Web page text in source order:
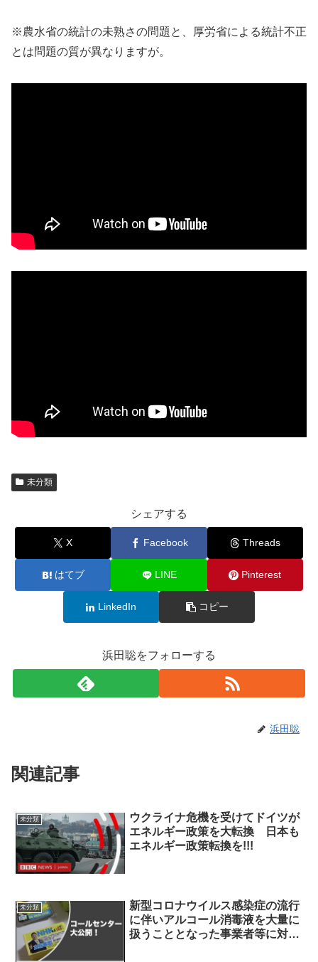
※農水省の統計の未熟さの問題と、厚労省による統計不正
とは問題の質が異なりますが。
未分類
シェアする
X Facebook Threads
はてブ LINE Pinterest
LinkedIn コピー
浜田聡をフォローする
浜田聡
関連記事
未分類
ウクライナ危機を受けてドイツが
エネルギー政策を大転換 日本も
エネルギー政策転換を!!!
未分類
新型コロナウイルス感染症の流行
に伴いアルコール消毒液を大量に
扱うこととなった事業者等に対す